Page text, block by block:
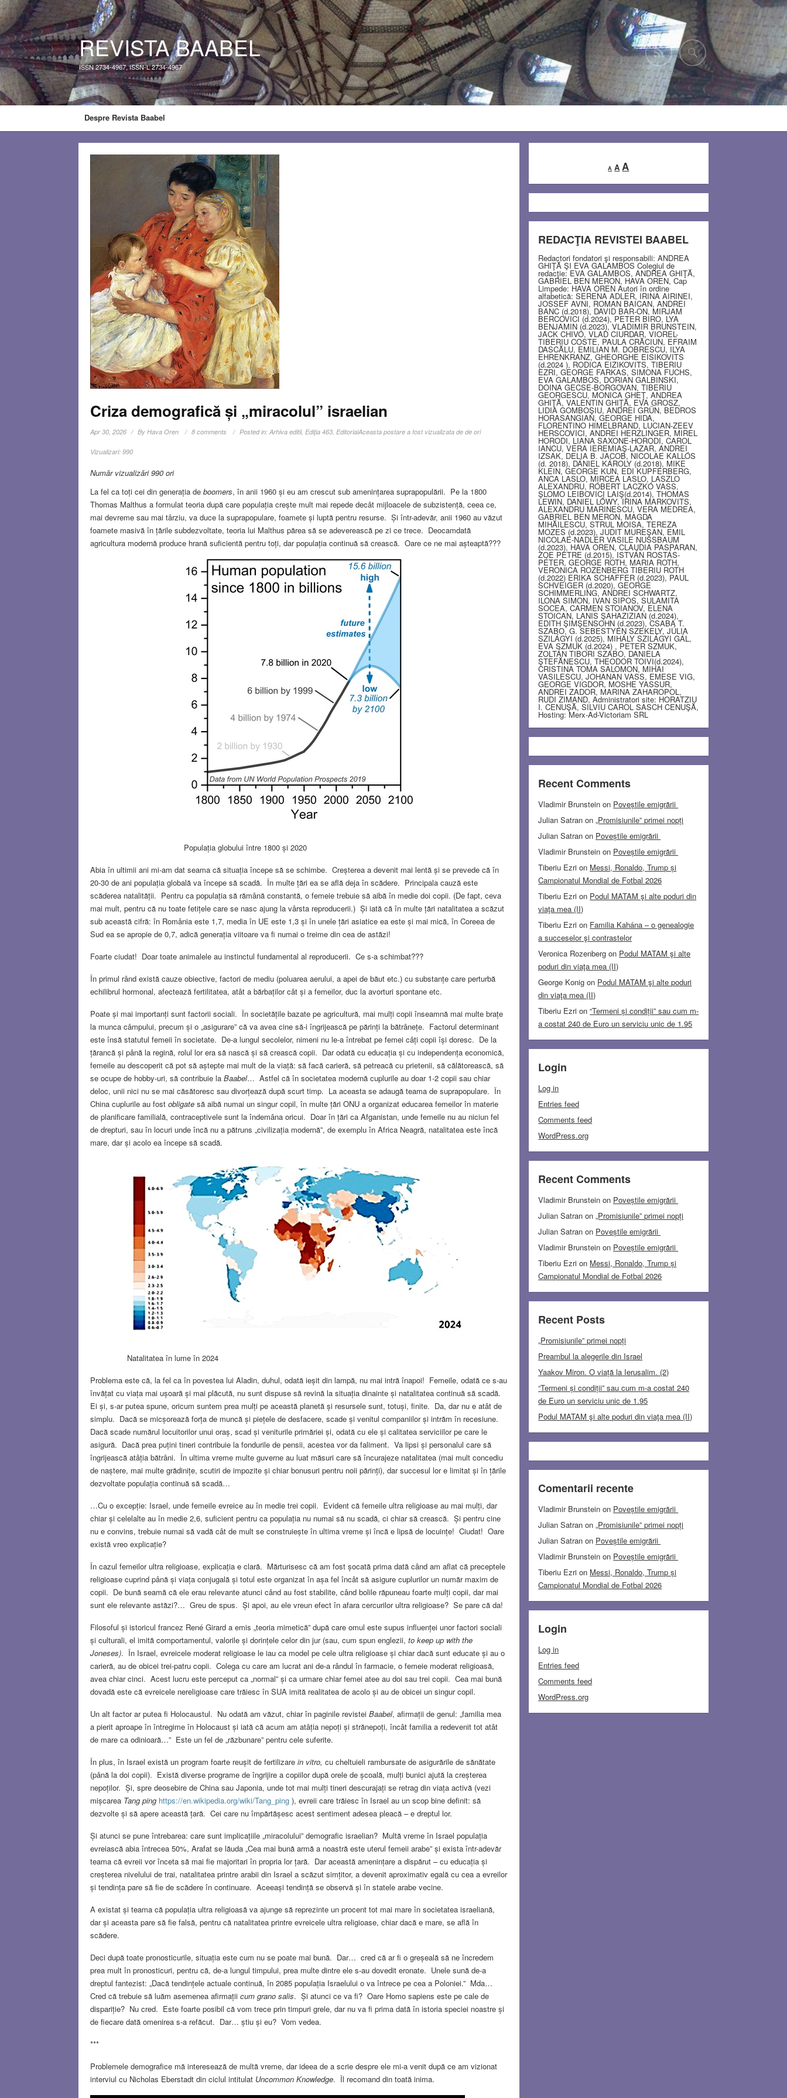
REVISTA BAABEL
ISSN 2734-4967, ISSN-L 2734-4967
Despre Revista Baabel
Criza demografică și „miracolul” israelian
Apr 30, 2026 ByHava Oren 8 comments Posted in:Arhiva editii,Ediţia 463,EditorialAceasta postare a fost vizualizata de de ori
Vizualizari: 990
Număr vizualizări 990 ori
La fel ca toți cei din generația deboomers, în anii 1960 și eu am crescut sub amenințarea suprapopulării. Pe la 1800
Thomas Malthus a formulat teoria după care populația crește mult mai repede decât mijloacele de subzistență, ceea ce,
mai devreme sau mai târziu, va duce la suprapopulare, foamete și luptă pentru resurse. Și într-adevăr, anii 1960 au văzut
foamete masivă în țările subdezvoltate, teoria lui Malthus părea să se adeverească pe zi ce trece. Deocamdată
agricultura modernă produce hrană suficientă pentru toți, dar populația continuă să crească. Oare ce ne mai așteaptă???
Populația globului între 1800 și 2020
Abia în ultimii ani mi-am dat seama că situația începe să se schimbe. Creșterea a devenit mai lentă și se prevede că în
20-30 de ani populația globală va începe să scadă. În multe țări ea se află deja în scădere. Principala cauză este
scăderea natalității. Pentru ca populația să rămână constantă, o femeie trebuie să aibă în medie doi copii. (De fapt, ceva
mai mult, pentru că nu toate fetițele care se nasc ajung la vârsta reproducerii.) Și iată că în multe țări natalitatea a scăzut
sub această cifră: în România este 1,7, media în UE este 1,3 și în unele țări asiatice ea este și mai mică, în Coreea de
Sud ea se apropie de 0,7, adică generația viitoare va fi numai o treime din cea de astăzi!
Foarte ciudat! Doar toate animalele au instinctul fundamental al reproducerii. Ce s-a schimbat???
În primul rând există cauze obiective, factori de mediu (poluarea aerului, a apei de băut etc.) cu substanțe care perturbă
echilibrul hormonal, afectează fertilitatea, atât a bărbaților cât și a femeilor, duc la avorturi spontane etc.
Poate și mai importanți sunt factorii sociali. În societățile bazate pe agricultură, mai mulți copii înseamnă mai multe brațe
la munca câmpului, precum și o „asigurare” că va avea cine să-i îngrijească pe părinți la bătrânețe. Factorul determinant
este însă statutul femeii în societate. De-a lungul secolelor, nimeni nu le-a întrebat pe femei câți copii își doresc. De la
țărancă și până la regină, rolul lor era să nască și să crească copii. Dar odată cu educația și cu independența economică,
femeile au descoperit că pot să aștepte mai mult de la viață: să facă carieră, să petreacă cu prietenii, să călătorească, să
se ocupe de hobby-uri, să contribuie laBaabel… Astfel că în societatea modernă cuplurile au doar 1-2 copii sau chiar
deloc, unii nici nu se mai căsătoresc sau divorțează după scurt timp. La aceasta se adaugă teama de suprapopulare. În
China cuplurile au fostobligate să aibă numai un singur copil, în multe țări ONU a organizat educarea femeilor în materie
de planificare familială, contraceptivele sunt la îndemâna oricui. Doar în țări ca Afganistan, unde femeile nu au niciun fel
de drepturi, sau în locuri unde încă nu a pătruns „civilizația modernă”, de exemplu în Africa Neagră, natalitatea este încă
mare, dar și acolo ea începe să scadă.
Natalitatea în lume în 2024
Problema este că, la fel ca în povestea lui Aladin, duhul, odată ieșit din lampă, nu mai intră înapoi! Femeile, odată ce s-au
învățat cu viața mai ușoară și mai plăcută, nu sunt dispuse să revină la situația dinainte și natalitatea continuă să scadă.
Ei și, s-ar putea spune, oricum suntem prea mulți pe această planetă și resursele sunt, totuși, finite. Da, dar nu e atât de
simplu. Dacă se micșorează forța de muncă și piețele de desfacere, scade și venitul companiilor și intrăm în recesiune.
Dacă scade numărul locuitorilor unui oraș, scad și veniturile primăriei și, odată cu ele și calitatea serviciilor pe care le
asigură. Dacă prea puțini tineri contribuie la fondurile de pensii, acestea vor da faliment. Va lipsi și personalul care să
îngrijească atâția bătrâni. În ultima vreme multe guverne au luat măsuri care să încurajeze natalitatea (mai mult concediu
de naștere, mai multe grădinițe, scutiri de impozite și chiar bonusuri pentru noii părinți), dar succesul lor e limitat și în țările
dezvoltate populația continuă să scadă…
…Cu o excepție: Israel, unde femeile evreice au în medie trei copii. Evident că femeile ultra religioase au mai mulți, dar
chiar și celelalte au în medie 2,6, suficient pentru ca populația nu numai să nu scadă, ci chiar să crească. Și pentru cine
nu e convins, trebuie numai să vadă cât de mult se construiește în ultima vreme și încă e lipsă de locuințe! Ciudat! Oare
există vreo explicație?
În cazul femeilor ultra religioase, explicația e clară. Mărturisesc că am fost șocată prima dată când am aflat că preceptele
religioase cuprind până și viața conjugală și totul este organizat în așa fel încât să asigure cuplurilor un număr maxim de
copii. De bună seamă că ele erau relevante atunci când au fost stabilite, când bolile răpuneau foarte mulți copii, dar mai
sunt ele relevante astăzi?… Greu de spus. Și apoi, au ele vreun efect în afara cercurilor ultra religioase? Se pare că da!
Filosoful și istoricul francez René Girard a emis „teoria mimetică” după care omul este supus influenței unor factori sociali
și culturali, el imită comportamentul, valorile și dorințele celor din jur (sau, cum spun englezii,to keep up with the
Joneses). În Israel, evreicele moderat religioase le iau ca model pe cele ultra religioase și chiar dacă sunt educate și au o
carieră, au de obicei trei-patru copii. Colega cu care am lucrat ani de-a rândul în farmacie, o femeie moderat religioasă,
avea chiar cinci. Acest lucru este perceput ca „normal” și ca urmare chiar femei atee au doi sau trei copii. Cea mai bună
dovadă este că evreicele nereligioase care trăiesc în SUA imită realitatea de acolo și au de obicei un singur copil.
Un alt factor ar putea fi Holocaustul. Nu odată am văzut, chiar în paginile revisteiBaabel, afirmații de genul: „familia mea
a pierit aproape în întregime în Holocaust și iată că acum am atâția nepoți și strănepoți, încât familia a redevenit tot atât
de mare ca odinioară…” Este un fel de „răzbunare” pentru cele suferite.
În plus, în Israel există un program foarte reușit de fertilizarein vitro, cu cheltuieli rambursate de asigurările de sănătate
(până la doi copii). Există diverse programe de îngrijire a copiilor după orele de școală, mulți bunici ajută la creșterea
nepoților. Și, spre deosebire de China sau Japonia, unde tot mai mulți tineri descurajați se retrag din viața activă (vezi
mișcarea Tang ping https://en.wikipedia.org/wiki/Tang_ping ), evreii care trăiesc în Israel au un scop bine definit: să
dezvolte și să apere această țară. Cei care nu împărtășesc acest sentiment adesea pleacă – e dreptul lor.
Și atunci se pune întrebarea: care sunt implicațiile „miracolului” demografic israelian? Multă vreme în Israel populația
evreiască abia întrecea 50%, Arafat se lăuda „Cea mai bună armă a noastră este uterul femeii arabe” și exista într-adevăr
teama că evreii vor înceta să mai fie majoritari în propria lor țară. Dar această amenințare a dispărut – cu educația și
creșterea nivelului de trai, natalitatea printre arabii din Israel a scăzut simțitor, a devenit aproximativ egală cu cea a evreilor
și tendința pare să fie de scădere în continuare. Aceeași tendință se observă și în statele arabe vecine.
A existat și teama că populația ultra religioasă va ajunge să reprezinte un procent tot mai mare în societatea israeliană,
dar și aceasta pare să fie falsă, pentru că natalitatea printre evreicele ultra religioase, chiar dacă e mare, se află în
scădere.
Deci după toate pronosticurile, situația este cum nu se poate mai bună. Dar… cred că ar fi o greșeală să ne încredem
prea mult în pronosticuri, pentru că, de-a lungul timpului, prea multe dintre ele s-au dovedit eronate. Unele sună de-a
dreptul fantezist: „Dacă tendințele actuale continuă, în 2085 populația Israelului o va întrece pe cea a Poloniei.” Mda…
Cred că trebuie să luăm asemenea afirmațiicum grano salis. Și atunci ce va fi? Oare Homo sapiens este pe cale de
dispariție? Nu cred. Este foarte posibil că vom trece prin timpuri grele, dar nu va fi prima dată în istoria speciei noastre și
de fiecare dată omenirea s-a refăcut. Dar… știu și eu? Vom vedea.
***
Problemele demografice mă interesează de multă vreme, dar ideea de a scrie despre ele mi-a venit după ce am vizionat
interviul cu Nicholas Eberstadt din ciclul intitulat Uncommon Knowledge. Îl recomand din toată inima.
A
Decrease
font
A Reset
AIncrease
font
REDACŢIA REVISTEI BAABEL
Redactori fondatori şi responsabili: ANDREA
GHIŢĂ ŞI EVA GALAMBOS Colegiul de
redacţie: EVA GALAMBOS, ANDREA GHIŢĂ,
GABRIEL BEN MERON, HAVA OREN, Cap
Limpede: HAVA OREN Autori în ordine
alfabetică: SERENA ADLER, IRINA AIRINEI,
JOSSEF AVNI, ROMAN BAICAN, ANDREI
BANC (d.2018), DAVID BAR-ON, MIRJAM
BERCOVICI (d.2024), PETER BIRO, LYA
BENJAMIN (d.2023), VLADIMIR BRUNSTEIN,
JACK CHIVO, VLAD CIURDAR, VIOREL-
TIBERIU COSTE, PAULA CRĂCIUN, EFRAIM
DASCĂLU, EMILIAN M. DOBRESCU, ILYA
EHRENKRANZ, GHEORGHE EISIKOVITS
(d.2024 ), RODICA EIZIKOVITS, TIBERIU
EZRI, GEORGE FARKAS, SIMONA FUCHS,
EVA GALAMBOS, DORIAN GALBINSKI,
DOINA GECSE-BORGOVAN, TIBERIU
GEORGESCU, MONICA GHEŢ, ANDREA
GHIŢĂ, VALENTIN GHIŢĂ, EVA GROSZ,
LIDIA GOMBOŞIU, ANDREI GRÜN, BEDROS
HORASANGIAN, GEORGE HIDA,
FLORENTINO HIMELBRAND, LUCIAN-ZEEV
HERSCOVICI, ANDREI HERZLINGER, MIREL
HORODI, LIANA SAXONE-HORODI, CAROL
IANCU, VERA IEREMIAŞ-LAZAR, ANDREI
IZSAK, DELIA B. JACOB, NICOLAE KALLÓS
(d. 2018), DÁNIEL KÁROLY (d.2018), MIKE
KLEIN, GEORGE KUN, EDI KUPFERBERG,
ANCA LASLO, MIRCEA LASLO, LASZLO
ALEXANDRU, RÓBERT LACZKÓ VASS,
ŞLOMO LEIBOVICI LAIŞ(d.2014), THOMAS
LEWIN, DANIEL LŐWY, IRINA MARKOVITS,
ALEXANDRU MARINESCU, VERA MEDREA,
GABRIEL BEN MERON, MAGDA
MIHĂILESCU, STRUL MOISA, TEREZA
MOZES (d.2023), JUDIT MUREŞAN, EMIL
NICOLAE-NADLER VASILE NUSSBAUM
(d.2023), HAVA OREN, CLAUDIA PASPARAN,
ZOE PETRE (d.2015), ISTVÁN ROSTÁS-
PÉTER, GEORGE ROTH, MARIA ROTH,
VERONICA ROZENBERG TIBERIU ROTH
(d.2022) ERIKA SCHAFFER (d.2023), PAUL
SCHVEIGER (d.2020), GEORGE
SCHIMMERLING, ANDREI SCHWARTZ,
ILONA SIMON, IVAN SIPOS, SULAMITA
SOCEA, CARMEN STOIANOV, ELENA
STOICAN, LANIS ŞAHAZIZIAN (d.2024),
EDITH ŞIMŞENSOHN (d.2023), CSABA T.
SZABO, G. SEBESTYEN SZEKELY, JÚLIA
SZILÁGYI (d.2025), MIHÁLY SZILÁGYI GÁL,
EVA SZMUK (d.2024) , PETER SZMUK,
ZOLTÁN TIBORI SZABO, DANIELA
ŞTEFĂNESCU, THEODOR TOIVI(d.2024),
CRISTINA TOMA SALOMON, MIHAI
VASILESCU, JOHANAN VASS, EMESE VIG,
GEORGE VIGDOR, MOSHE YASSUR,
ANDREI ZADOR, MARINA ZAHAROPOL,
RUDI ZIMAND, Administratori site: HORATZIU
I. CENUŞĂ, SILVIU CAROL SASCH CENUŞĂ,
Hosting: Merx-Ad-Victoriam SRL
Recent Comments
Vladimir Brunstein on Poveștile emigrării
Julian Satran on„Promisiunile” primei nopți
Julian Satran on Poveștile emigrării
Vladimir Brunstein on Poveștile emigrării
Tiberiu Ezri on Messi, Ronaldo, Trump și
Campionatul Mondial de Fotbal 2026
Tiberiu Ezri on Podul MATAM şi alte poduri din
viaţa mea (II)
Tiberiu Ezri on Familia Kahána – o genealogie
a succeselor şi contrastelor
Veronica Rozenberg on Podul MATAM şi alte
poduri din viaţa mea (II)
George Konig on Podul MATAM şi alte poduri
din viaţa mea (II)
Tiberiu Ezri on“Termeni și condiții” sau cum m-
a costat 240 de Euro un serviciu unic de 1.95
Login
Log in
Entries feed
Comments feed
WordPress.org
Recent Comments
Vladimir Brunstein on Poveștile emigrării
Julian Satran on„Promisiunile” primei nopți
Julian Satran on Poveștile emigrării
Vladimir Brunstein on Poveștile emigrării
Tiberiu Ezri on Messi, Ronaldo, Trump și
Campionatul Mondial de Fotbal 2026
Recent Posts
„Promisiunile” primei nopți
Preambul la alegerile din Israel
Yaakov Miron. O viață la Ierusalim. (2)
“Termeni și condiții” sau cum m-a costat 240
de Euro un serviciu unic de 1.95
Podul MATAM şi alte poduri din viaţa mea (II)
Comentarii recente
Vladimir Brunstein on Poveștile emigrării
Julian Satran on„Promisiunile” primei nopți
Julian Satran on Poveștile emigrării
Vladimir Brunstein on Poveștile emigrării
Tiberiu Ezri on Messi, Ronaldo, Trump și
Campionatul Mondial de Fotbal 2026
Login
Log in
Entries feed
Comments feed
WordPress.org